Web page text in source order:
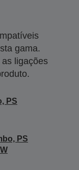
gama.
ligações
PS
PS